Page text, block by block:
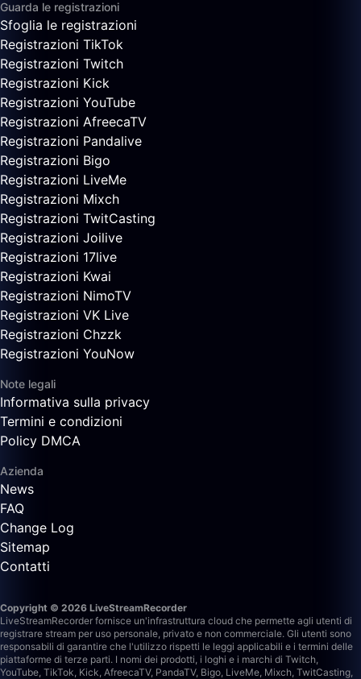
Guarda le registrazioni
Sfoglia le registrazioni
Registrazioni TikTok
Registrazioni Twitch
Registrazioni Kick
Registrazioni YouTube
Registrazioni AfreecaTV
Registrazioni Pandalive
Registrazioni Bigo
Registrazioni LiveMe
Registrazioni Mixch
Registrazioni TwitCasting
Registrazioni Joilive
Registrazioni 17live
Registrazioni Kwai
Registrazioni NimoTV
Registrazioni VK Live
Registrazioni Chzzk
Registrazioni YouNow
Note legali
Informativa sulla privacy
Termini e condizioni
Policy DMCA
Azienda
News
FAQ
Change Log
Sitemap
Contatti
Copyright © 2026 LiveStreamRecorder
LiveStreamRecorder fornisce un'infrastruttura cloud che permette agli utenti di
registrare stream per uso personale, privato e non commerciale. Gli utenti sono
responsabili di garantire che l'utilizzo rispetti le leggi applicabili e i termini delle
piattaforme di terze parti. I nomi dei prodotti, i loghi e i marchi di Twitch,
YouTube, TikTok, Kick, AfreecaTV, PandaTV, Bigo, LiveMe, Mixch, TwitCasting,